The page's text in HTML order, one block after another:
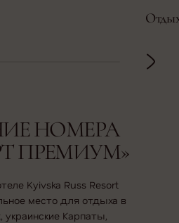
НОМЕРА
ПРЕМИУМ»
Kyivska Russ Resort
место для отдыха в
украинские Карпаты,